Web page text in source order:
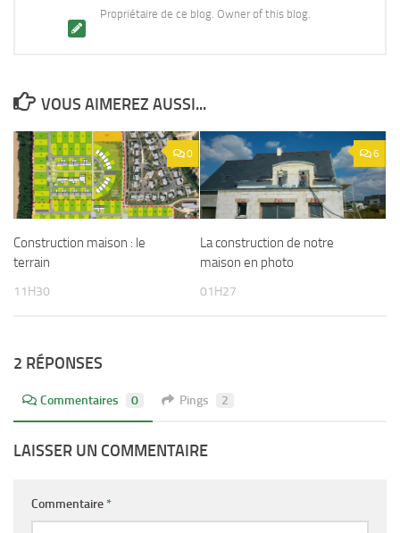
Propriétaire de ce blog. Owner of this blog.
VOUS AIMEREZ AUSSI...
0
Construction maison : le
terrain
11H30
6
La construction de notre
maison en photo
01H27
2 RÉPONSES
Commentaires 0 Pings 2
LAISSER UN COMMENTAIRE
Commentaire*